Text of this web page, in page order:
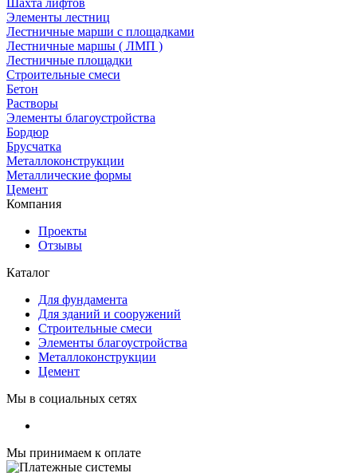
Элементы лестниц
Лестничные марши с площадками
Лестничные маршы ( ЛМП )
Лестничные площадки
Строительные смеси
Бетон
Растворы
Элементы благоустройства
Бордюр
Брусчатка
Металлоконструкции
Металлические формы
Цемент
Компания
Проекты
Отзывы
Каталог
Для фундамента
Для зданий и сооружений
Строительные смеси
Элементы благоустройства
Металлоконструкции
Цемент
Мы в социальных сетях
Мы принимаем к оплате